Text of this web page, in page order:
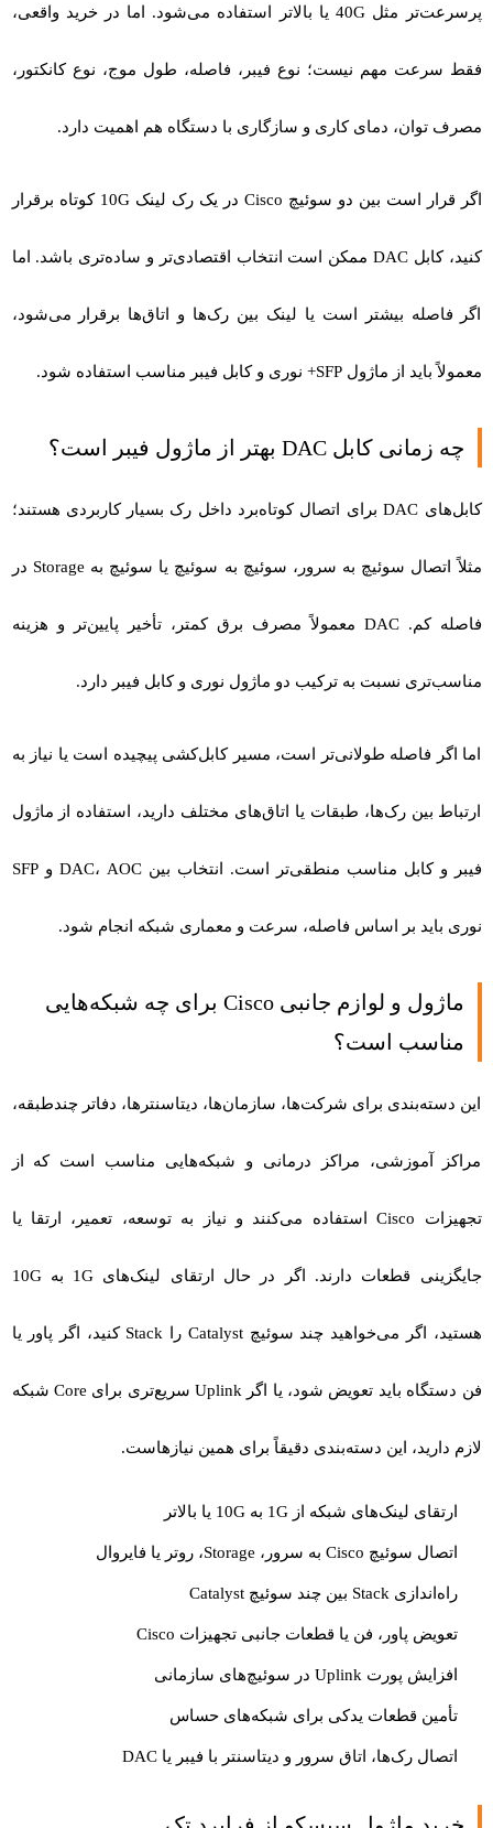
پرسرعت‌تر مثل 40G یا بالاتر استفاده می‌شود. اما در خرید واقعی،
فقط سرعت مهم نیست؛ نوع فیبر، فاصله، طول موج، نوع کانکتور،
مصرف توان، دمای کاری و سازگاری با دستگاه هم اهمیت دارد.
اگر قرار است بین دو سوئیچ Cisco در یک رک لینک 10G کوتاه برقرار
کنید، کابل DAC ممکن است انتخاب اقتصادی‌تر و ساده‌تری باشد. اما
اگر فاصله بیشتر است یا لینک بین رک‌ها و اتاق‌ها برقرار می‌شود،
معمولاً باید از ماژول SFP+ نوری و کابل فیبر مناسب استفاده شود.
چه زمانی کابل DAC بهتر از ماژول فیبر است؟
کابل‌های DACبرای اتصال کوتاه‌برد داخل رک بسیار کاربردی هستند؛
مثلاً اتصال سوئیچ به سرور، سوئیچ به سوئیچ یا سوئیچ به Storage در
فاصله کم. DAC معمولاً مصرف برق کمتر، تأخیر پایین‌تر و هزینه
مناسب‌تری نسبت به ترکیب دو ماژول نوری و کابل فیبر دارد.
اما اگر فاصله طولانی‌تر است، مسیر کابل‌کشی پیچیده است یا نیاز به
ارتباط بین رک‌ها، طبقات یا اتاق‌های مختلف دارید، استفاده از ماژول
فیبر و کابل مناسب منطقی‌تر است. انتخاب بین DAC، AOC و SFP
نوری باید بر اساس فاصله، سرعت و معماری شبکه انجام شود.
ماژول و لوازم جانبی Cisco برای چه شبکه‌هایی
مناسب است؟
این دسته‌بندی برای شرکت‌ها، سازمان‌ها، دیتاسنترها، دفاتر چندطبقه،
مراکز آموزشی، مراکز درمانی و شبکه‌هایی مناسب است که از
تجهیزات Cisco استفاده می‌کنند و نیاز به توسعه، تعمیر، ارتقا یا
جایگزینی قطعات دارند. اگر در حال ارتقای لینک‌های 1G به 10G
هستید، اگر می‌خواهید چند سوئیچ Catalyst را Stack کنید، اگر پاور یا
فن دستگاه باید تعویض شود، یا اگر Uplink سریع‌تری برای Core شبکه
لازم دارید، این دسته‌بندی دقیقاً برای همین نیازهاست.
ارتقای لینک‌های شبکه از 1G به 10G یا بالاتر
اتصال سوئیچ Cisco به سرور، Storage، روتر یا فایروال
راه‌اندازی Stack بین چند سوئیچ Catalyst
تعویض پاور، فن یا قطعات جانبی تجهیزات Cisco
افزایش پورت Uplink در سوئیچ‌های سازمانی
تأمین قطعات یدکی برای شبکه‌های حساس
اتصال رک‌ها، اتاق سرور و دیتاسنتر با فیبر یا DAC